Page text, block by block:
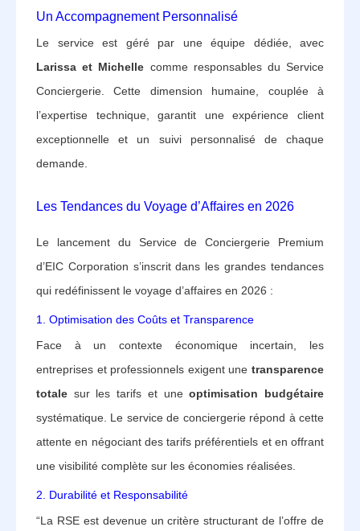
Un Accompagnement Personnalisé
Le service est géré par une équipe dédiée, avec
Larissa et Michelle comme responsables du Service
Conciergerie. Cette dimension humaine, couplée à
l’expertise technique, garantit une expérience client
exceptionnelle et un suivi personnalisé de chaque
demande.
Les Tendances du Voyage d’Affaires en 2026
Le lancement du Service de Conciergerie Premium
d’EIC Corporation s’inscrit dans les grandes tendances
qui redéfinissent le voyage d’affaires en 2026 :
1. Optimisation des Coûts et Transparence
Face à un contexte économique incertain, les
entreprises et professionnels exigent une transparence
totale sur les tarifs et uneoptimisation budgétaire
systématique. Le service de conciergerie répond à cette
attente en négociant des tarifs préférentiels et en offrant
une visibilité complète sur les économies réalisées.
2. Durabilité et Responsabilité
“La RSE est devenue un critère structurant de l’offre de